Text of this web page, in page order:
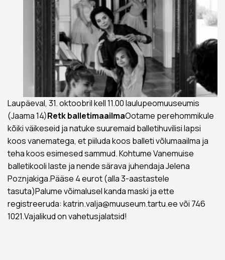
Laupäeval, 31. oktoobril kell 11.00 laulupeomuuseumis
(Jaama 14)Retk balletimaailmaOotame perehommikule
kõiki väikeseid ja natuke suuremaid balletihuvilisi lapsi
koos vanematega, et piiluda koos balleti võlumaailma ja
teha koos esimesed sammud. Kohtume Vanemuise
balletikooli laste ja nende särava juhendaja Jelena
Poznjakiga.Pääse 4 eurot (alla 3-aastastele
tasuta)Palume võimalusel kanda maski ja ette
registreeruda: katrin.valja@muuseum.tartu.ee või 746
1021.Vajalikud on vahetusjalatsid!